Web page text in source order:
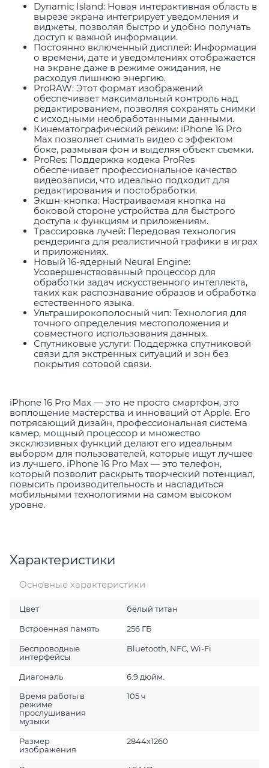
Dynamic Island: Новая интерактивная область в
вырезе экрана интегрирует уведомления и
виджеты, позволяя быстро и удобно получать
доступ к важной информации.
Постоянно включенный дисплей: Информация
о времени, дате и уведомлениях отображается
на экране даже в режиме ожидания, не
расходуя лишнюю энергию.
ProRAW: Этот формат изображений
обеспечивает максимальный контроль над
редактированием, позволяя сохранять снимки
с исходными необработанными данными.
Кинематографический режим: iPhone 16 Pro
Max позволяет снимать видео с эффектом
боке, размывая фон и выделяя объект съемки.
ProRes: Поддержка кодека ProRes
обеспечивает профессиональное качество
видеозаписи, что идеально подходит для
редактирования и постобработки.
Экшн-кнопка: Настраиваемая кнопка на
боковой стороне устройства для быстрого
доступа к функциям и приложениям.
Трассировка лучей: Передовая технология
рендеринга для реалистичной графики в играх
и приложениях.
Новый 16-ядерный Neural Engine:
Усовершенствованный процессор для
обработки задач искусственного интеллекта,
таких как распознавание образов и обработка
естественного языка.
Ультраширокополосный чип: Технология для
точного определения местоположения и
совместного использования данных.
Спутниковые услуги: Поддержка спутниковой
связи для экстренных ситуаций и зон без
покрытия сотовой связи.
iPhone 16 Pro Max — это не просто смартфон, это
воплощение мастерства и инноваций от Apple. Его
потрясающий дизайн, профессиональная система
камер, мощный процессор и множество
эксклюзивных функций делают его идеальным
выбором для пользователей, которые ищут лучшее
из лучшего. iPhone 16 Pro Max — это телефон,
который позволит раскрыть творческий потенциал,
повысить производительность и насладиться
мобильными технологиями на самом высоком
уровне.
Характеристики
Основные характеристики
Цвет белый титан
Встроенная память 256 ГБ
Беспроводные
интерфейсы
Bluetooth, NFC, Wi-Fi
Диагональ 6.9 дюйм.
Время работы в
режиме
прослушивания
музыки
105 ч
Размер
изображения
2844x1260